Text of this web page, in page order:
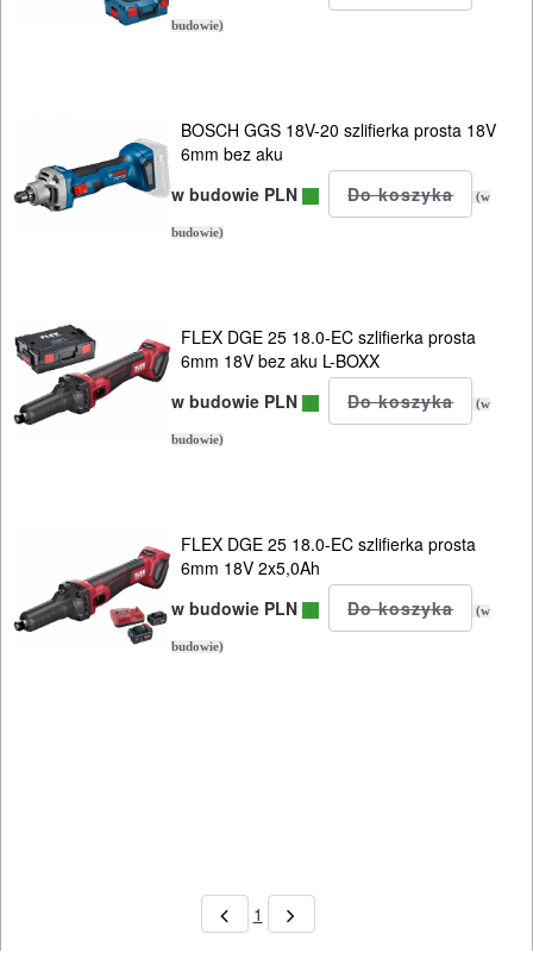
opalarki
pilarki,
zagłębiarki
piły
szablowe
pistolety
do
kleju
budowie)
BOSCH GGS 18V-20 szlifierka prosta 18V
6mm bez aku
w budowie PLN
(w
budowie)
FLEX DGE 25 18.0-EC szlifierka prosta
6mm 18V bez aku L-BOXX
w budowie PLN
(w
budowie)
FLEX DGE 25 18.0-EC szlifierka prosta
6mm 18V 2x5,0Ah
w budowie PLN
(w
budowie)
1